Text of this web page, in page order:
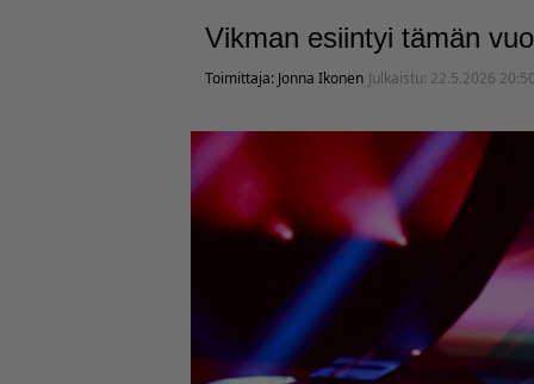
Vikman esiintyi tämän
Toimittaja: Jonna Ikonen Julkaistu: 22.5.2026